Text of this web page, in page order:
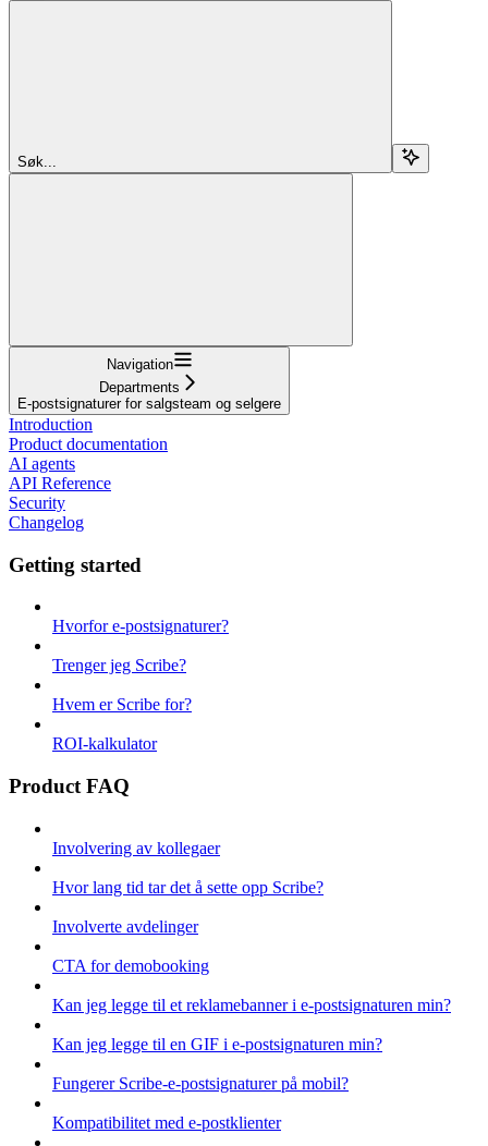
Søk...
Navigation
Departments
E-postsignaturer for salgsteam og selgere
Introduction
Product documentation
AI agents
API Reference
Security
Changelog
Getting started
Hvorfor e-postsignaturer?
Trenger jeg Scribe?
Hvem er Scribe for?
ROI-kalkulator
Product FAQ
Involvering av kollegaer
Hvor lang tid tar det å sette opp Scribe?
Involverte avdelinger
CTA for demobooking
Kan jeg legge til et reklamebanner i e-postsignaturen min?
Kan jeg legge til en GIF i e-postsignaturen min?
Fungerer Scribe-e-postsignaturer på mobil?
Kompatibilitet med e-postklienter